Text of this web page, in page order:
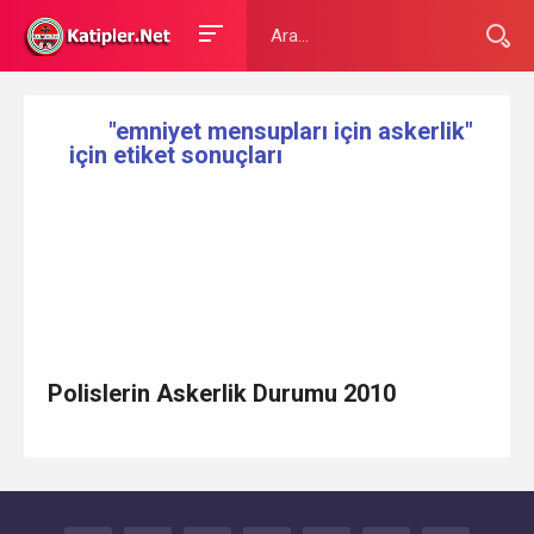
"emniyet mensupları için askerlik"
için etiket sonuçları
Polislerin Askerlik Durumu 2010